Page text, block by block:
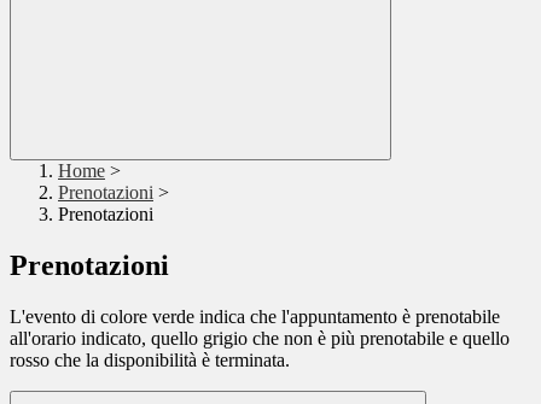
Home >
Prenotazioni >
Prenotazioni
Prenotazioni
L'evento di colore verde indica che l'appuntamento è prenotabile
all'orario indicato, quello grigio che non è più prenotabile e quello
rosso che la disponibilità è terminata.